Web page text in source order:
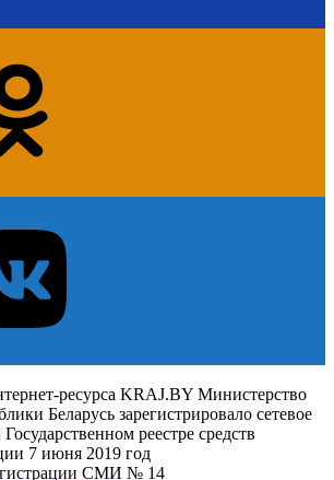
ресурса KRAJ.BY Министерство
Беларусь зарегистрировало сетевое
реестре средств
7 июня 2019 год
СМИ № 14